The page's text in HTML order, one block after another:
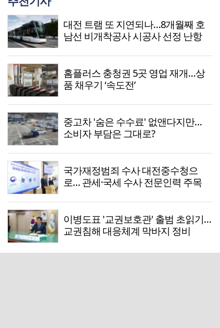
대전 트램 또 지연되나…8개월째 호
남선 비개착공사 시공사 선정 난항
홈플러스 충청권 5곳 영업 재개…상
품 채우기 ‘속도전’
중고차 '숨은 수수료' 없앤다지만…
소비자 부담은 그대로?
국가재정범죄 수사 대전중수청으
로… 관세·국세 수사 전문인력 주목
이병도표 '교권보호관' 출범 초읽기…
교권침해 대응체계 막바지 정비